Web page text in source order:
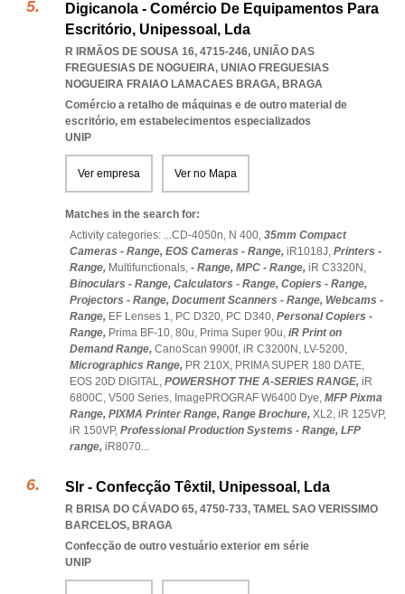
Digicanola - Comércio De Equipamentos Para
Escritório, Unipessoal, Lda
R IRMÃOS DE SOUSA 16, 4715-246, UNIÃO DAS
FREGUESIAS DE NOGUEIRA, UNIAO FREGUESIAS
NOGUEIRA FRAIAO LAMACAES BRAGA, BRAGA
Comércio a retalho de máquinas e de outro material de
escritório, em estabelecimentos especializados
UNIP
Ver empresa Ver no Mapa
Matches in the search for:
Activity categories: ...CD-4050n, N 400, 35mm Compact
Cameras - Range, EOS Cameras - Range, iR1018J, Printers -
Range, Multifunctionals, - Range, MPC - Range, iR C3320N,
Binoculars - Range, Calculators - Range, Copiers - Range,
Projectors - Range, Document Scanners - Range, Webcams -
Range, EF Lenses 1, PC D320, PC D340, Personal Copiers -
Range, Prima BF-10, 80u, Prima Super 90u, iR Print on
Demand Range, CanoScan 9900f, iR C3200N, LV-5200,
Micrographics Range, PR 210X, PRIMA SUPER 180 DATE,
EOS 20D DIGITAL, POWERSHOT THE A-SERIES RANGE, iR
6800C, V500 Series, ImagePROGRAF W6400 Dye, MFP Pixma
Range, PIXMA Printer Range, Range Brochure, XL2, iR 125VP,
iR 150VP, Professional Production Systems - Range, LFP
range, iR8070...
Slr - Confecção Têxtil, Unipessoal, Lda
R BRISA DO CÁVADO 65, 4750-733, TAMEL SAO VERISSIMO
BARCELOS, BRAGA
Confecção de outro vestuário exterior em série
UNIP